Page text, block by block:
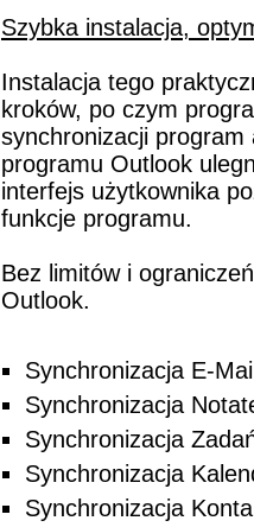
Szybka instalacja,
Instalacja tego
kroków, po czym
synchronizacji
programu Outlook
interfejs użytkownika
funkcje programu.
Bez limitów i
Outlook.
Synchronizacja E-
Synchronizacja
Synchronizacja
Synchronizacja
Synchronizacja